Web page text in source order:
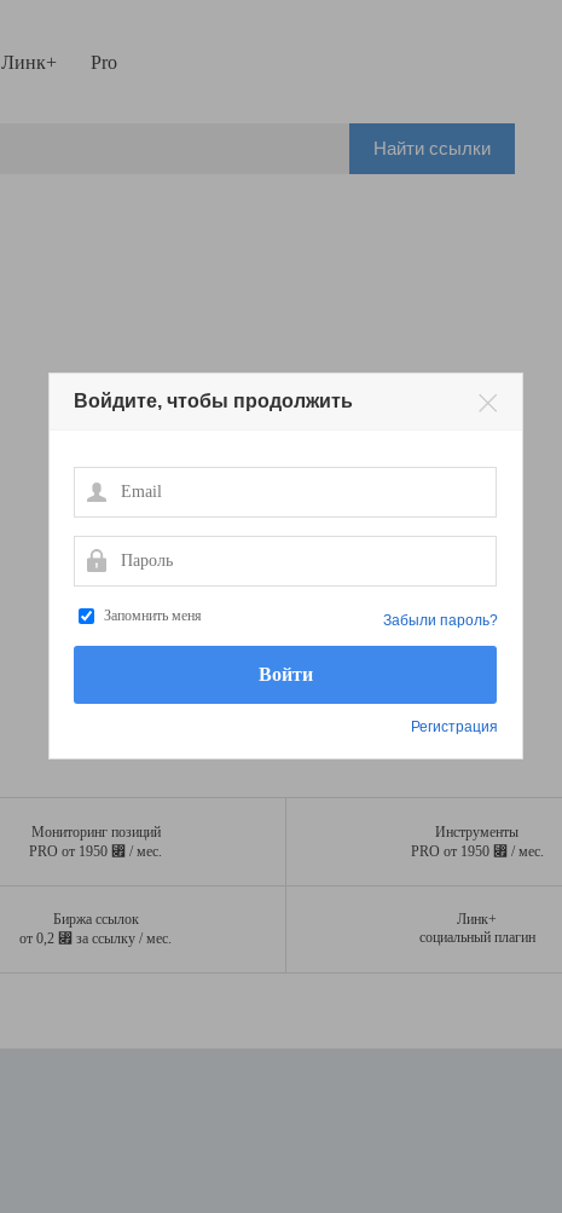
Линк+ Pro
Найти ссылки
Мониторинг позиций
PRO от 1950 ⃏ / мес.
Инструменты
PRO от 1950 ⃏ / мес.
Биржа ссылок
от 0,2 ⃏ за ссылку / мес.
Линк+
социальный плагин
Войдите, чтобы продолжить
Email
Пароль
Запомнить меня
Регистрация
Забыли пароль?